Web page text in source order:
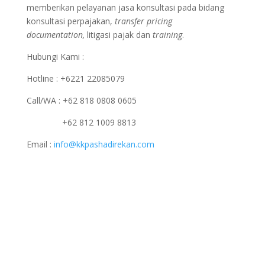
memberikan pelayanan jasa konsultasi pada bidang
konsultasi perpajakan, transfer pricing
documentation, litigasi pajak dan training.
Hubungi Kami :
Hotline : +6221 22085079
Call/WA : +62 818 0808 0605
+62 812 1009 8813
Email : info@kkpashadirekan.com